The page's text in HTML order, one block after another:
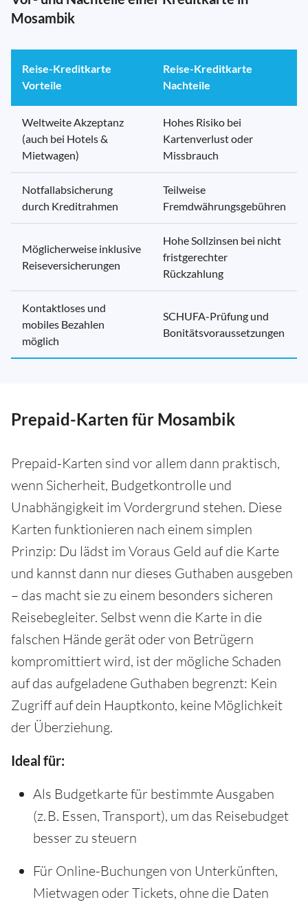
Mosambik
Reise-Kreditkarte
Vorteile
Reise-Kreditkarte
Nachteile
Weltweite Akzeptanz
(auch bei Hotels &
Mietwagen)
Hohes Risiko bei
Kartenverlust oder
Missbrauch
Notfallabsicherung
durch Kreditrahmen
Teilweise
Fremdwährungsgebühren
Möglicherweise inklusive
Reiseversicherungen
Hohe Sollzinsen bei nicht
fristgerechter
Rückzahlung
Kontaktloses und
mobiles Bezahlen
möglich
SCHUFA-Prüfung und
Bonitätsvoraussetzungen
Prepaid-Karten für Mosambik
Prepaid-Karten sind vor allem dann praktisch,
wenn Sicherheit, Budgetkontrolle und
Unabhängigkeit im Vordergrund stehen. Diese
Karten funktionieren nach einem simplen
Prinzip: Du lädst im Voraus Geld auf die Karte
und kannst dann nur dieses Guthaben ausgeben
– das macht sie zu einem besonders sicheren
Reisebegleiter. Selbst wenn die Karte in die
falschen Hände gerät oder von Betrügern
kompromittiert wird, ist der mögliche Schaden
auf das aufgeladene Guthaben begrenzt: Kein
Zugriff auf dein Hauptkonto, keine Möglichkeit
der Überziehung.
Ideal für:
Als Budgetkarte für bestimmte Ausgaben
(z. B. Essen, Transport), um das Reisebudget
besser zu steuern
Für Online-Buchungen von Unterkünften,
Mietwagen oder Tickets, ohne die Daten